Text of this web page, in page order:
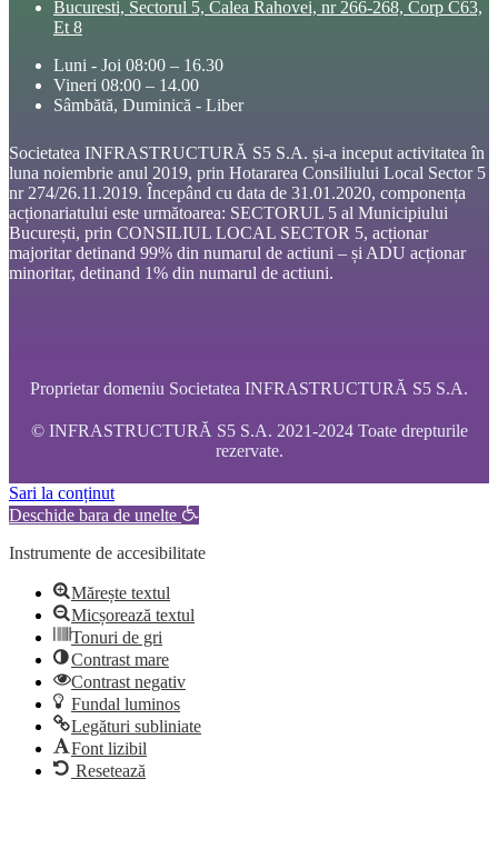
Bucuresti, Sectorul 5, Calea Rahovei, nr 266-268, Corp C63,
Et 8
Luni - Joi 08:00 – 16.30
Vineri 08:00 – 14.00
Sâmbătă, Duminică - Liber
Societatea INFRASTRUCTURĂ S5 S.A. și-a inceput activitatea în
luna noiembrie anul 2019, prin Hotararea Consiliului Local Sector 5
nr 274/26.11.2019. Începând cu data de 31.01.2020, componența
acționariatului este următoarea: SECTORUL 5 al Municipiului
București, prin CONSILIUL LOCAL SECTOR 5, acționar
majoritar detinand 99% din numarul de actiuni – și ADU acționar
minoritar, detinand 1% din numarul de actiuni.
Proprietar domeniu Societatea INFRASTRUCTURĂ S5 S.A.
© INFRASTRUCTURĂ S5 S.A. 2021-2024 Toate drepturile
rezervate.
Sari la conținut
Deschide bara de unelte
Instrumente de accesibilitate
Mărește textul
Micșorează textul
Tonuri de gri
Contrast mare
Contrast negativ
Fundal luminos
Legături subliniate
Font lizibil
Resetează